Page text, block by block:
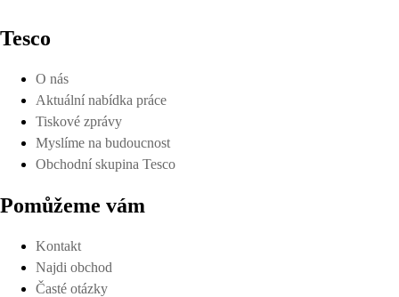
Tesco
O nás
Aktuální nabídka práce
Tiskové zprávy
Myslíme na budoucnost
Obchodní skupina Tesco
Pomůžeme vám
Kontakt
Najdi obchod
Časté otázky